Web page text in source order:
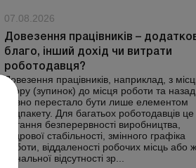
07.08.2026
Довезення працівників –
благо, інший дохід чи витрати
роботодавця?
Довезення працівників, наприклад, з
збору (зупинок) до місця роботи та назад
давно перестало бути лише елементом
соцпакету. Для багатьох роботодавців це
питання безперервності виробництва,
кадрової стабільності, змінного графіка
роботи, віддаленості робочих місць або ж
банальної відсутності зр...